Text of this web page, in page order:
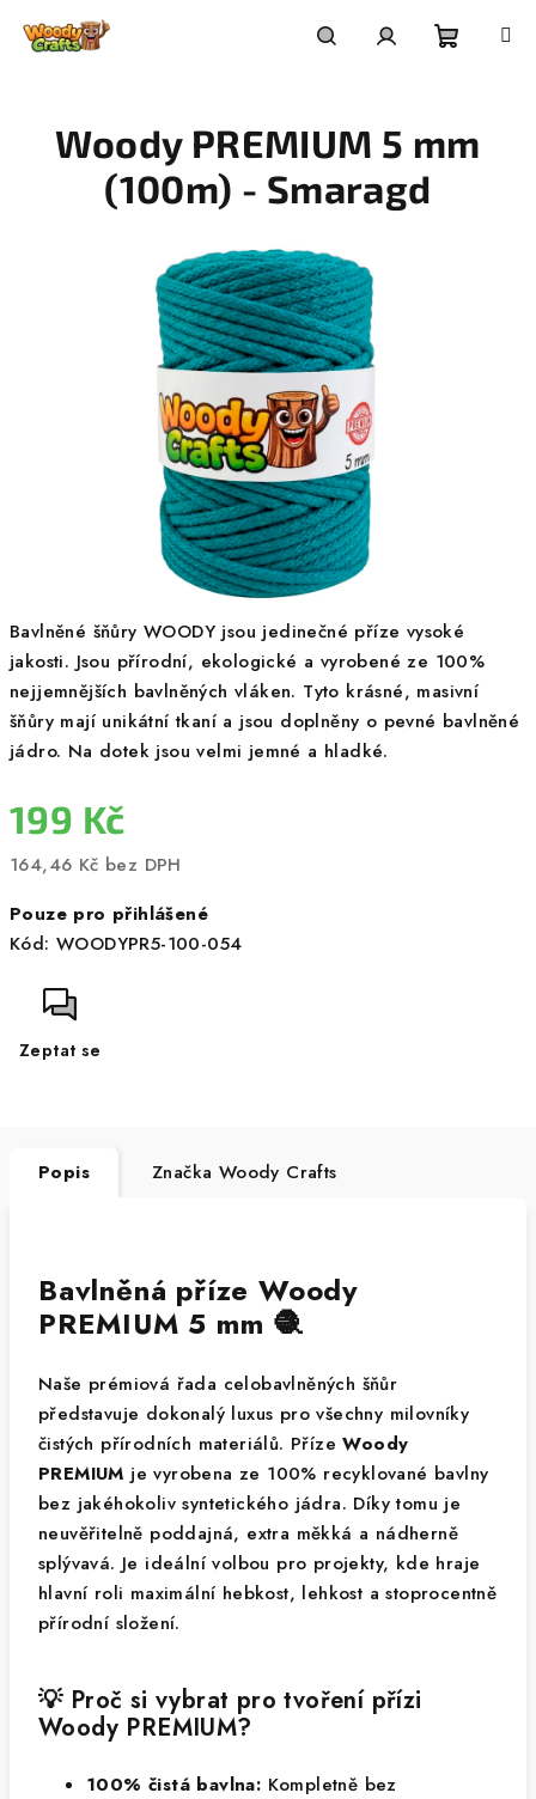
košík
Bavlněné šňůry WOODY jsou jedinečné příze vysoké
jakosti. Jsou přírodní, ekologické a vyrobené ze 100%
nejjemnějších bavlněných vláken. Tyto krásné, masivní
šňůry mají unikátní tkaní a jsou doplněny o pevné bavlněné
jádro. Na dotek jsou velmi jemné a hladké.
199 Kč
164,46 Kč bez DPH
cena:
Pouze pro přihlášené
Kód: WOODYPR5-100-054
Zeptat se
Woody PREMIUM 5 mm
(100m) - Smaragd
Popis Značka Woody Crafts
Bavlněná příze Woody
PREMIUM 5 mm 🧶
Naše prémiová řada celobavlněných šňůr
představuje dokonalý luxus pro všechny milovníky
čistých přírodních materiálů. PřízeWoody
PREMIUM je vyrobena ze 100% recyklované bavlny
bez jakéhokoliv syntetického jádra. Díky tomu je
neuvěřitelně poddajná, extra měkká a nádherně
splývavá. Je ideální volbou pro projekty, kde hraje
hlavní roli maximální hebkost, lehkost a stoprocentně
přírodní složení.
💡 Proč si vybrat pro tvoření přízi
Woody PREMIUM?
100% čistá bavlna: Kompletně bez